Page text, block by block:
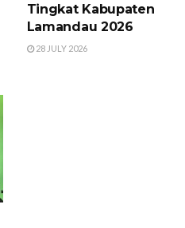
Tingkat Kabupaten
Lamandau 2026
28 JULY 2026